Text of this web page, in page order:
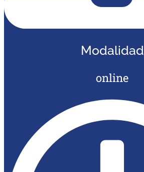
Modalidad
online